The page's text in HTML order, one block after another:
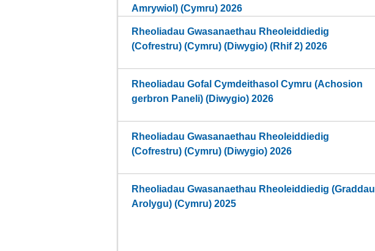
Amrywiol) (Cymru) 2026
Rheoliadau Gwasanaethau Rheoleiddiedig
(Cofrestru) (Cymru) (Diwygio) (Rhif 2) 2026
Rheoliadau Gofal Cymdeithasol Cymru (Achosion
gerbron Paneli) (Diwygio) 2026
Rheoliadau Gwasanaethau Rheoleiddiedig
(Cofrestru) (Cymru) (Diwygio) 2026
Rheoliadau Gwasanaethau Rheoleiddiedig (Graddau
Arolygu) (Cymru) 2025